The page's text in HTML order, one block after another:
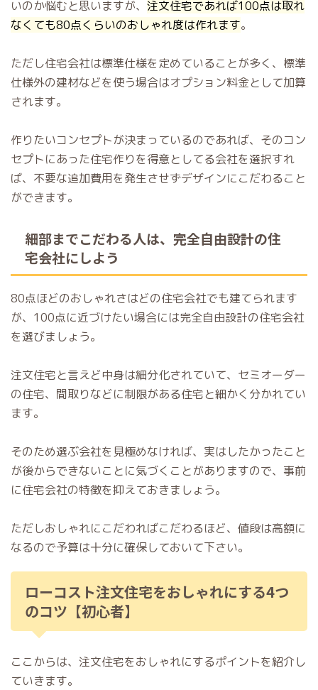
いのか悩むと思いますが、 注文住宅であれば100点は取れ
なくても80点くらいのおしゃれ度は作れます。
ただし住宅会社は標準仕様を定めていることが多く、標準
仕様外の建材などを使う場合はオプション料金として加算
されます。
作りたいコンセプトが決まっているのであれば、そのコン
セプトにあった住宅作りを得意としてる会社を選択すれ
ば、不要な追加費用を発生させずデザインにこだわること
ができます。
細部までこだわる人は、完全自由設計の住
宅会社にしよう
80点ほどのおしゃれさはどの住宅会社でも建てられます
が、100点に近づけたい場合には完全自由設計の住宅会社
を選びましょう。
注文住宅と言えど中身は細分化されていて、セミオーダー
の住宅、間取りなどに制限がある住宅と細かく分かれてい
ます。
そのため選ぶ会社を見極めなければ、実はしたかったこと
が後からできないことに気づくことがありますので、事前
に住宅会社の特徴を抑えておきましょう。
ただしおしゃれにこだわればこだわるほど、値段は高額に
なるので予算は十分に確保しておいて下さい。
ローコスト注文住宅をおしゃれにする4つ
のコツ【初心者】
ここからは、注文住宅をおしゃれにするポイントを紹介し
ていきます。